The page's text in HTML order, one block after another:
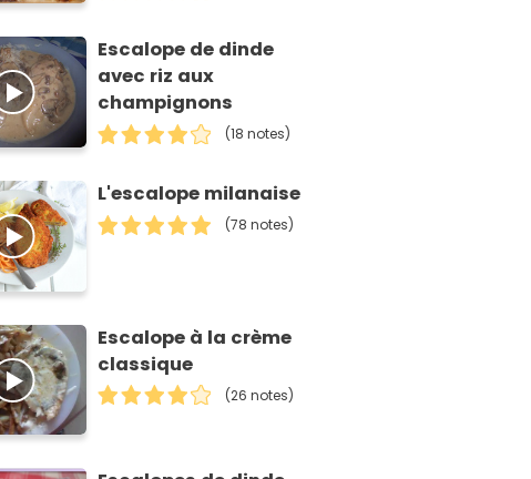
Escalope de dinde
avec riz aux
champignons
(18 notes)
L'escalope milanaise
(78 notes)
Escalope à la crème
classique
(26 notes)